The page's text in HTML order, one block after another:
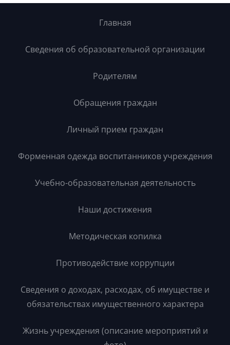
Главная
Сведения об образовательной организации
Родителям
Обращения граждан
Личный прием граждан
Форменная одежда воспитанников учреждения
Учебно-образовательная деятельность
Наши достижения
Методическая копилка
Противодействие коррупции
Сведения о доходах, расходах, об имуществе и
обязательствах имущественного характера
Жизнь учреждения (описание мероприятий и